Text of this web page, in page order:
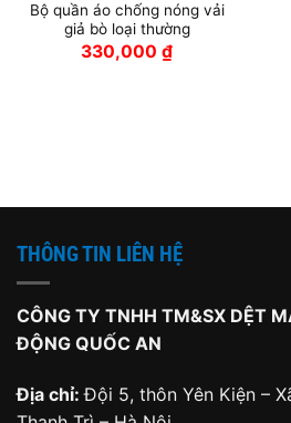
Bộ quần áo chống nóng vải
giả bò loại thường
330,000 ₫
THÔNG TIN LIÊN HỆ
CÔNG TY TNHH TM&SX DỆT
ĐỘNG QUỐC AN
Địa chỉ:Đội 5, thôn Yên Kiện –